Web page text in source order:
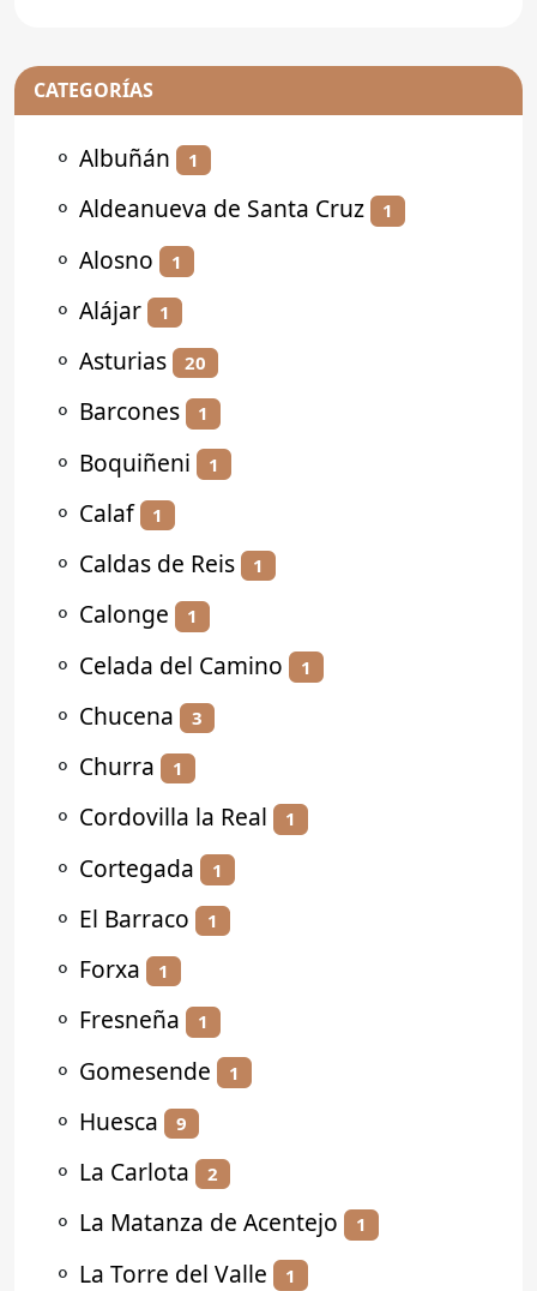
CATEGORÍAS
⚬ Albuñán 1
⚬ Aldeanueva de Santa Cruz 1
⚬ Alosno 1
⚬ Alájar 1
⚬ Asturias 20
⚬ Barcones 1
⚬ Boquiñeni 1
⚬ Calaf 1
⚬ Caldas de Reis 1
⚬ Calonge 1
⚬ Celada del Camino 1
⚬ Chucena 3
⚬ Churra 1
⚬ Cordovilla la Real 1
⚬ Cortegada 1
⚬ El Barraco 1
⚬ Forxa 1
⚬ Fresneña 1
⚬ Gomesende 1
⚬ Huesca 9
⚬ La Carlota 2
⚬ La Matanza de Acentejo 1
⚬ La Torre del Valle 1